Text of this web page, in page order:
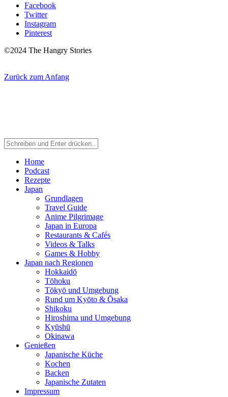
Facebook
Twitter
Instagram
Pinterest
©2024 The Hangry Stories
Zurück zum Anfang
Home
Podcast
Rezepte
Japan
Grundlagen
Travel Guide
Anime Pilgrimage
Japan in Europa
Restaurants & Cafés
Videos & Talks
Games & Hobby
Japan nach Regionen
Hokkaidō
Tōhoku
Tōkyō und Umgebung
Rund um Kyōto & Ōsaka
Shikoku
Hiroshima und Umgebung
Kyūshū
Okinawa
Genießen
Japanische Küche
Kochen
Backen
Japanische Zutaten
Impressum